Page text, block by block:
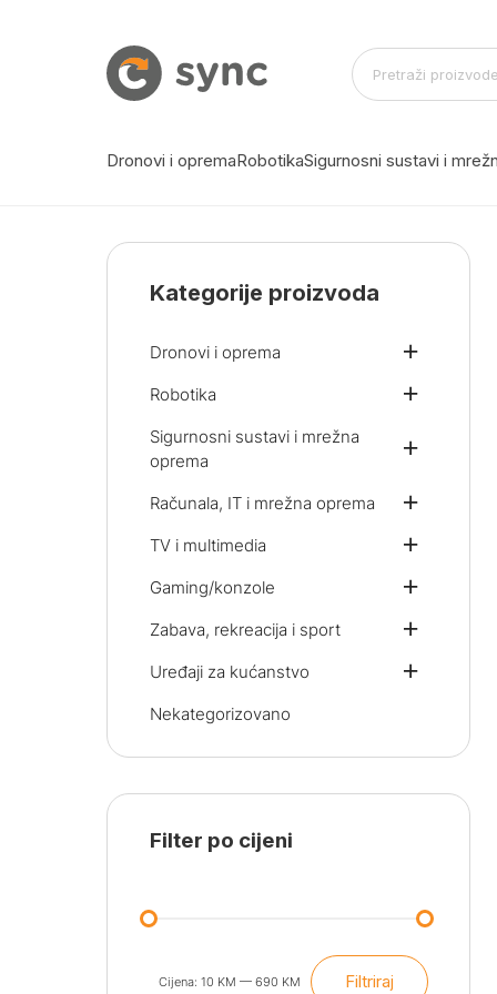
Dronovi i opremaRobotikaSigurnosni sustavi i
Kategorije proizvoda
Dronovi i oprema
Robotika
Sigurnosni sustavi i mrežna
oprema
Računala, IT i mrežna oprema
TV i multimedia
Gaming/konzole
Zabava, rekreacija i sport
Uređaji za kućanstvo
Nekategorizovano
Filter po cijeni
Filtriraj
Cijena: 10 KM — 690 KM